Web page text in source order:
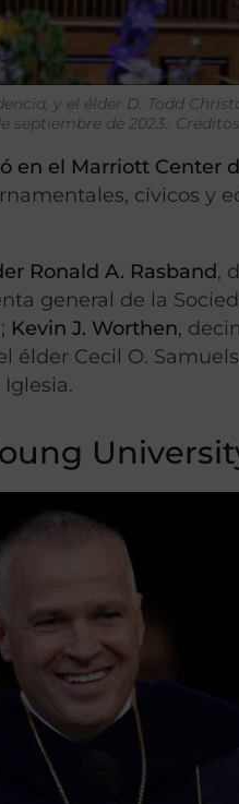
y el élder D. Todd
de 2023..
en el Marriott Center
cívicos y
Ronald A. Rasband,
general de la
Kevin J. Worthen,
élder Cecil O.